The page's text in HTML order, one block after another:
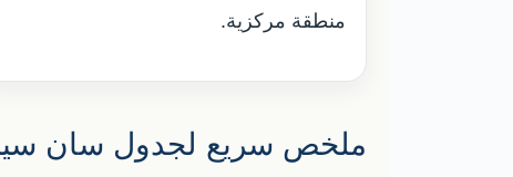
منطقة مركزية.
ملخص سريع لجدول سان